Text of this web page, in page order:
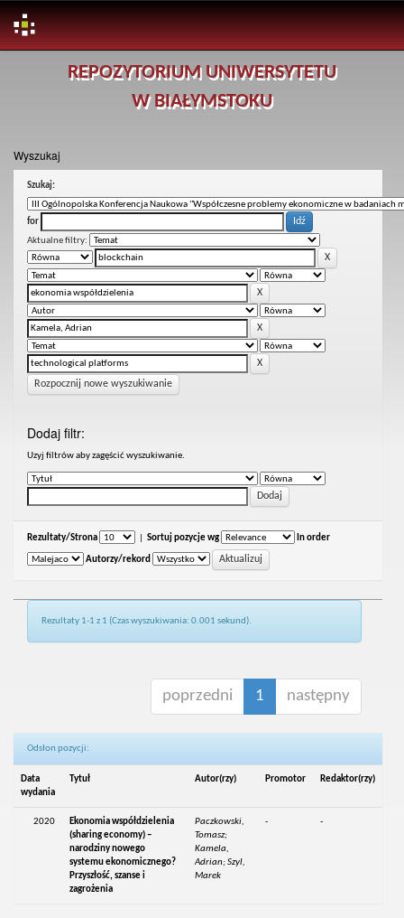
REPOZYTORIUM UNIWERSYTETU
W BIAŁYMSTOKU
Wyszukaj
Szukaj:
for
Aktualne filtry:
Rozpocznij nowe wyszukiwanie
Dodaj filtr:
Uzyj filtrów aby zagęścić wyszukiwanie.
Rezultaty/Strona Sortuj pozycje wg In order
Autorzy/rekord
Rezultaty 1-1 z 1 (Czas wyszukiwania: 0.001 sekund).
poprzedni 1 następny
Odsłon pozycji:
Data
wydania
Tytuł Autor(rzy) Promotor Redaktor(rzy)
2020
Ekonomia współdzielenia
(sharing economy) –
narodziny nowego
systemu ekonomicznego?
Przyszłość, szanse i
zagrożenia
Paczkowski,
Tomasz;
Kamela,
Adrian; Szyl,
Marek
- -